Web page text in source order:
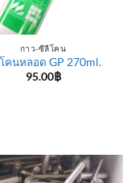
กาว-ซีลีโคน
คนหลอด GP 270ml.
95.00฿